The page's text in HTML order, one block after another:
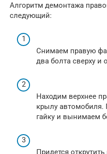
Алгоритм демонтажа
следующий:
Снимаем правую
два болта сверху и
Находим верхнее
крылу автомобиля.
гайку и вынимаем
Придется